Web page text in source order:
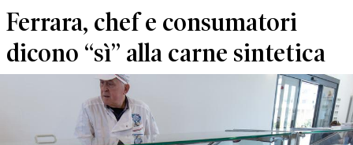
Ferrara, chef e consumatori
dicono “sì” alla carne sintetica